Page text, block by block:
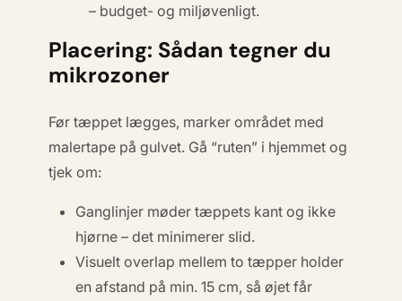
– budget- og miljøvenligt.
Placering: Sådan tegner du
mikrozoner
Før tæppet lægges, marker området med
malertape på gulvet. Gå “ruten” i hjemmet og
tjek om:
Ganglinjer møder tæppets kant og ikke
hjørne – det minimerer slid.
Visuelt overlap mellem to tæpper holder
en afstand på min. 15 cm, så øjet får